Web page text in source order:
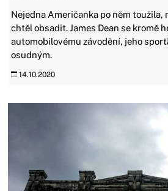
Nejedna Američanka po něm toužila,
chtěl obsadit. James Dean se kromě
automobilovému závodění, jeho
osudným.
14.10.2020